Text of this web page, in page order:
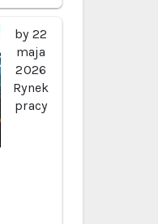
by 22
maja
2026
Rynek
pracy